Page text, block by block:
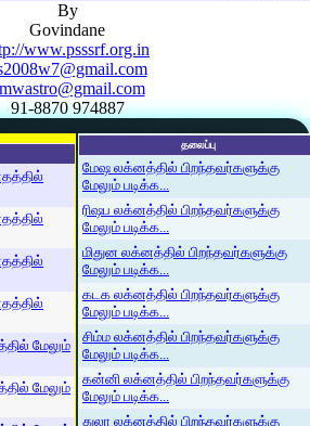
By
Govindane
www.psssrf.org.in
91-8870 974887
மேலும்
மேலும்
தலைப்பு
மேஷ லக்னத்தில் பிறந்தவர்களுக்கு
மேலும் படிக்க...
ரிஷப லக்னத்தில் பிறந்தவர்களுக்கு
மேலும் படிக்க...
மிதுன லக்னத்தில் பிறந்தவர்களுக்கு
மேலும் படிக்க...
கடக லக்னத்தில் பிறந்தவர்களுக்கு
மேலும் படிக்க...
சிம்ம லக்னத்தில் பிறந்தவர்களுக்கு
மேலும் படிக்க...
கன்னி லக்னத்தில் பிறந்தவர்களுக்கு
மேலும் படிக்க...
துலா லக்னத்தில் பிறந்தவர்களுக்கு